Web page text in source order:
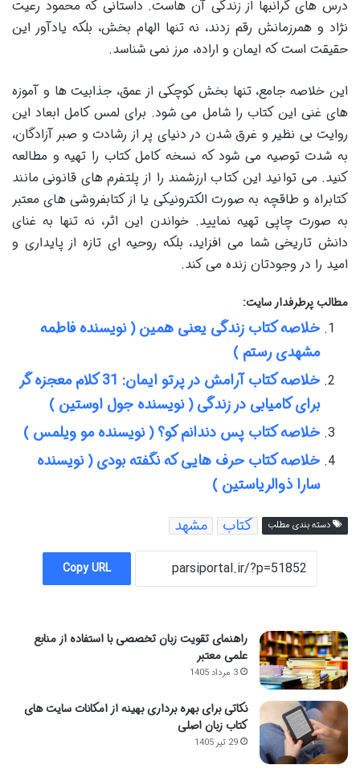
درس های گرانبها از زندگی آن هاست. داستانی که محمود رعیت
نژاد و همرزمانش رقم زدند، نه تنها الهام بخش، بلکه یادآور این
حقیقت است که ایمان و اراده، مرز نمی شناسد.
این خلاصه جامع، تنها بخش کوچکی از عمق، جذابیت ها و آموزه
های غنی این کتاب را شامل می شود. برای لمس کامل ابعاد این
روایت بی نظیر و غرق شدن در دنیای پر از رشادت و صبر آزادگان،
به شدت توصیه می شود که نسخه کامل کتاب را تهیه و مطالعه
کنید. می توانید این کتاب ارزشمند را از پلتفرم های قانونی مانند
کتابراه و طاقچه به صورت الکترونیکی یا از کتابفروشی های معتبر
به صورت چاپی تهیه نمایید. خواندن این اثر، نه تنها به غنای
دانش تاریخی شما می افزاید، بلکه روحیه ای تازه از پایداری و
امید را در وجودتان زنده می کند.
مطالب پرطرفدار سایت:
خلاصه کتاب زندگی یعنی همین ( نویسنده فاطمه
مشهدی رستم )
خلاصه کتاب آرامش در پرتو ایمان: 31 کلام معجزه گر
برای کامیابی در زندگی ( نویسنده جول اوستین )
خلاصه کتاب پس دندانم کو؟ ( نویسنده مو ویلمس )
خلاصه کتاب حرف هایی که نگفته بودی ( نویسنده
سارا ذوالریاستین )
دسته بندی مطلب کتاب مشهد
Copy URL
راهنمای تقویت زبان تخصصی با استفاده از منابع
علمی معتبر
3 مرداد 1405
نکاتی برای بهره برداری بهینه از امکانات سایت های
کتاب زبان اصلی
29 تیر 1405